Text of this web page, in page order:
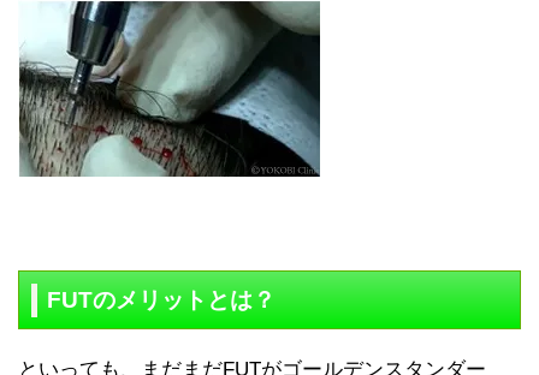
FUTのメリットとは？
といっても、まだまだFUTがゴールデンスタンダー